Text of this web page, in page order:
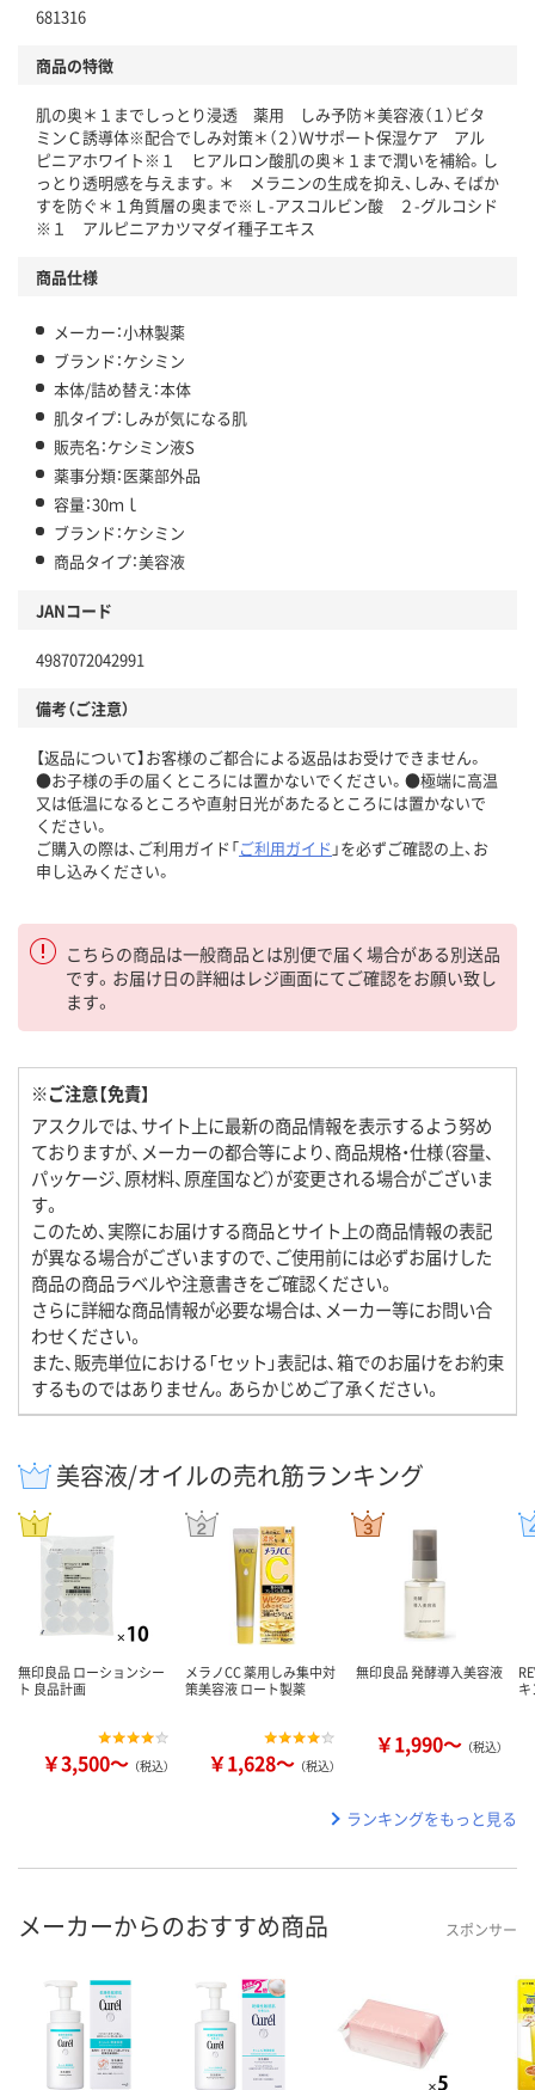
681316
商品の特徴
肌の奥＊１までしっとり浸透 薬用 しみ予防＊美容液（１）ビタ
ミンＣ誘導体※配合でしみ対策＊（２）Ｗサポート保湿ケア アル
ピニアホワイト※１ ヒアルロン酸肌の奥＊１まで潤いを補給。し
っとり透明感を与えます。＊ メラニンの生成を抑え、しみ、そばか
すを防ぐ＊１角質層の奥まで※Ｌ-アスコルビン酸 ２-グルコシド
※１ アルピニアカツマダイ種子エキス
商品仕様
メーカー：小林製薬
ブランド：ケシミン
本体/詰め替え：本体
肌タイプ：しみが気になる肌
販売名：ケシミン液S
薬事分類：医薬部外品
容量：30ｍｌ
ブランド：ケシミン
商品タイプ：美容液
JANコード
4987072042991
備考（ご注意）
【返品について】お客様のご都合による返品はお受けできません。
●お子様の手の届くところには置かないでください。●極端に高温
又は低温になるところや直射日光があたるところには置かないで
ください。
ご購入の際は、ご利用ガイド「ご利用ガイド 」を必ずご確認の上、お
申し込みください。
こちらの商品は一般商品とは別便で届く場合がある別送品
です。お届け日の詳細はレジ画面にてご確認をお願い致し
ます。
※ご注意【免責】
アスクルでは、サイト上に最新の商品情報を表示するよう努め
ておりますが、メーカーの都合等により、商品規格・仕様（容量、
パッケージ、原材料、原産国など）が変更される場合がございま
す。
このため、実際にお届けする商品とサイト上の商品情報の表記
が異なる場合がございますので、ご使用前には必ずお届けした
商品の商品ラベルや注意書きをご確認ください。
さらに詳細な商品情報が必要な場合は、メーカー等にお問い合
わせください。
また、販売単位における「セット」表記は、箱でのお届けをお約束
するものではありません。あらかじめご了承ください。
美容液/オイルの売れ筋ランキング
無印良品 ローションシー
ト 良品計画
￥3,500～ （税込）
メラノCC 薬用しみ集中対
策美容液 ロート製薬
￥1,628～ （税込）
無印良品 発酵導入美容液
￥1,990～ （税込）
ランキングをもっと見る
メーカーからのおすすめ商品 スポンサー